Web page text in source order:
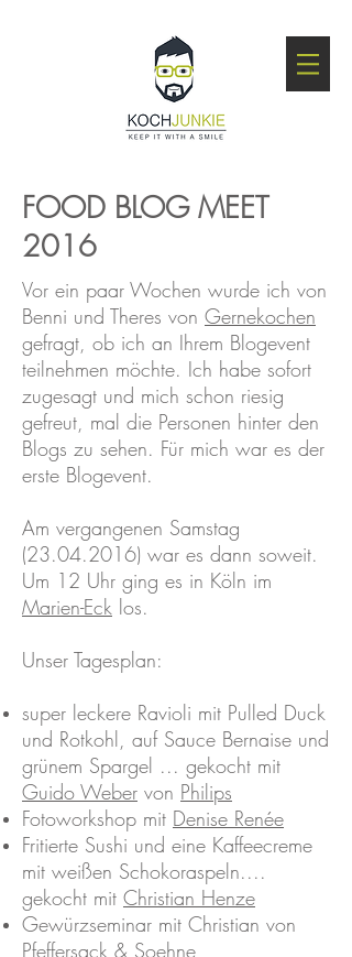
FOOD BLOG MEET
2016
Vor ein paar Wochen wurde ich von
Benni und Theres von Gernekochen
gefragt, ob ich an Ihrem Blogevent
teilnehmen möchte. Ich habe sofort
zugesagt und mich schon riesig
gefreut, mal die Personen hinter den
Blogs zu sehen. Für mich war es der
erste Blogevent.
Am vergangenen Samstag
(23.04.2016) war es dann soweit.
Um 12 Uhr ging es in Köln im
Marien-Eck los.
Unser Tagesplan:
super leckere Ravioli mit Pulled Duck
und Rotkohl, auf Sauce Bernaise und
grünem Spargel ... gekocht mit
Guido Weber von Philips
Fotoworkshop mit Denise Renée
Fritierte Sushi und eine Kaffeecreme
mit weißen Schokoraspeln....
gekocht mit Christian Henze
Gewürzseminar mit Christian von
Pfeffersack & Soehne